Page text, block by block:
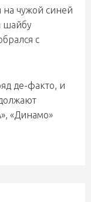
на чужой синей
шайбу
с
де-факто, и
«Динамо»